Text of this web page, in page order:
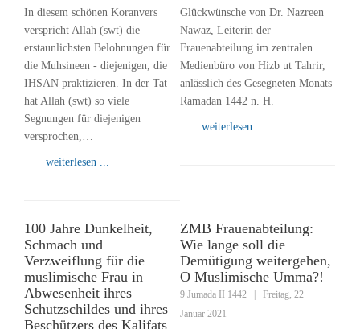
In diesem schönen Koranvers
verspricht Allah (swt) die
erstaunlichsten Belohnungen für
die Muhsineen - diejenigen, die
IHSAN praktizieren. In der Tat
hat Allah (swt) so viele
Segnungen für diejenigen
versprochen,…
weiterlesen ...
Glückwünsche von Dr. Nazreen
Nawaz, Leiterin der
Frauenabteilung im zentralen
Medienbüro von Hizb ut Tahrir,
anlässlich des Gesegneten Monats
Ramadan 1442 n. H.
weiterlesen ...
100 Jahre Dunkelheit,
Schmach und
Verzweiflung für die
muslimische Frau in
Abwesenheit ihres
Schutzschildes und ihres
Beschützers des Kalifats
ZMB Frauenabteilung:
Wie lange soll die
Demütigung weitergehen,
O Muslimische Umma?!
9 Jumada II 1442
Freitag, 22
Januar 2021